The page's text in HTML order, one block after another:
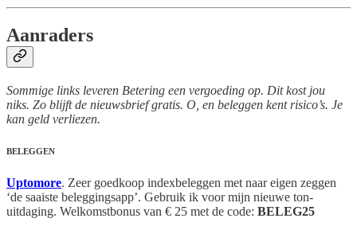
Aanraders
Sommige links leveren Betering een vergoeding op. Dit kost jou
niks. Zo blijft de nieuwsbrief gratis. O, en beleggen kent risico’s. Je
kan geld verliezen.
BELEGGEN
Uptomore. Zeer goedkoop indexbeleggen met naar eigen zeggen
‘de saaiste beleggingsapp’. Gebruik ik voor mijn nieuwe ton-
uitdaging. Welkomstbonus van € 25 met de code: BELEG25